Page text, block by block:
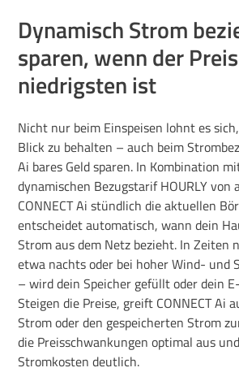
Dynamisch Strom
sparen, wenn der
niedrigsten ist
Nicht nur beim Einspeisen lohnt es
Blick zu behalten – auch beim
Ai bares Geld sparen. In Kombination
dynamischen BezugstarifHOURLYvon
CONNECT Ai stündlich die aktuellen
entscheidet automatisch, wann dein
Strom aus dem Netz bezieht. In Zeiten
etwa nachts oder bei hoher Wind- und
– wird dein Speicher gefüllt oder dein
Steigen die Preise, greift CONNECT Ai
Strom oder den gespeicherten Strom
die Preisschwankungen optimal aus
Stromkosten deutlich.